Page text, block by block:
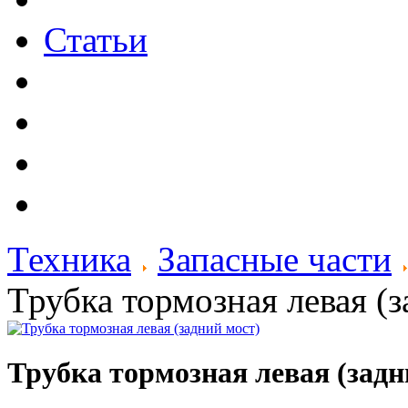
Статьи
Техника
Запасные части
Трубка тормозная левая
Трубка тормозная левая